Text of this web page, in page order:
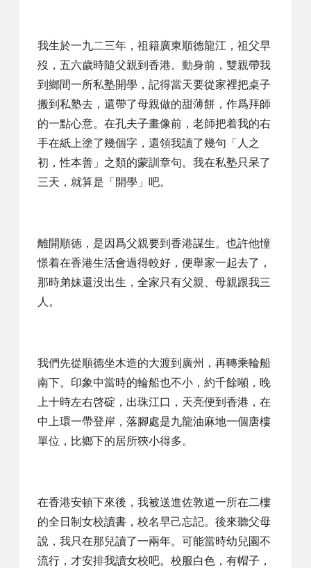
我生於一九二三年，祖籍廣東順德龍江，祖父早
歿，五六歲時隨父親到香港。動身前，雙親帶我
到鄉間一所私塾開學，記得當天要從家裡把桌子
搬到私塾去，還帶了母親做的甜薄餅，作爲拜師
的一點心意。在孔夫子畫像前，老師把着我的右
手在紙上塗了幾個字，還領我讀了幾句「人之
初，性本善」之類的蒙訓章句。我在私塾只呆了
三天，就算是「開學」吧。
離開順德，是因爲父親要到香港謀生。也許他憧
憬着在香港生活會過得較好，便舉家一起去了，
那時弟妹還没出生，全家只有父親、母親跟我三
人。
我們先從順德坐木造的大渡到廣州，再轉乘輪船
南下。印象中當時的輪船也不小，約千餘噸，晚
上十時左右啓碇，出珠江口，天亮便到香港，在
中上環一帶登岸，落腳處是九龍油麻地一個唐樓
單位，比鄉下的居所狹小得多。
在香港安頓下來後，我被送進佐敦道一所在二樓
的全日制女校讀書，校名早己忘記。後來聽父母
說，我只在那兒讀了一兩年。可能當時幼兒園不
流行，才安排我讀女校吧。校服白色，有帽子，